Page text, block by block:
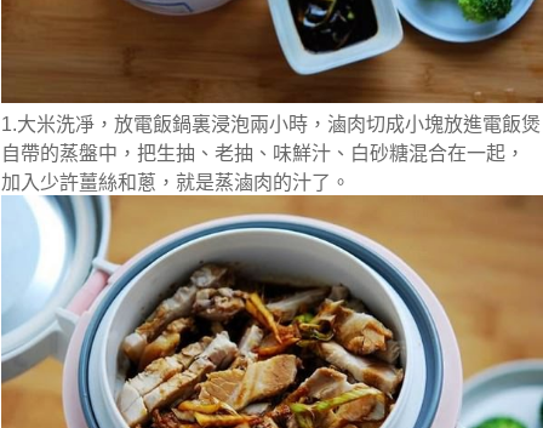
1.大米洗凈，放電飯鍋裏浸泡兩小時，滷肉切成小塊放進電飯煲
自帶的蒸盤中，把生抽、老抽、味鮮汁、白砂糖混合在一起，
加入少許薑絲和蔥，就是蒸滷肉的汁了。